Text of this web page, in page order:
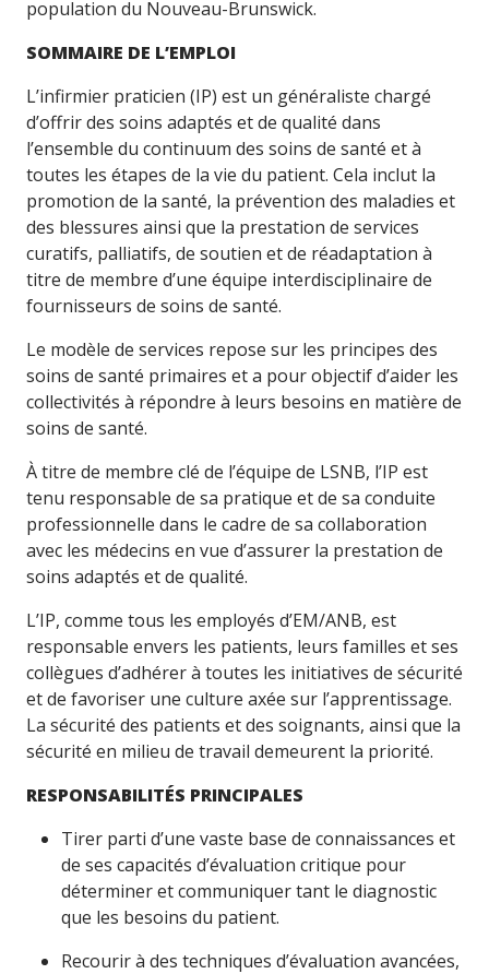
population du Nouveau-Brunswick.
SOMMAIRE DE L’EMPLOI
L’infirmier praticien (IP) est un généraliste chargé
d’offrir des soins adaptés et de qualité dans
l’ensemble du continuum des soins de santé et à
toutes les étapes de la vie du patient. Cela inclut la
promotion de la santé, la prévention des maladies et
des blessures ainsi que la prestation de services
curatifs, palliatifs, de soutien et de réadaptation à
titre de membre d’une équipe interdisciplinaire de
fournisseurs de soins de santé.
Le modèle de services repose sur les principes des
soins de santé primaires et a pour objectif d’aider les
collectivités à répondre à leurs besoins en matière de
soins de santé.
À titre de membre clé de l’équipe de LSNB, l’IP est
tenu responsable de sa pratique et de sa conduite
professionnelle dans le cadre de sa collaboration
avec les médecins en vue d’assurer la prestation de
soins adaptés et de qualité.
L’IP, comme tous les employés d’EM/ANB, est
responsable envers les patients, leurs familles et ses
collègues d’adhérer à toutes les initiatives de sécurité
et de favoriser une culture axée sur l’apprentissage.
La sécurité des patients et des soignants, ainsi que la
sécurité en milieu de travail demeurent la priorité.
RESPONSABILITÉS PRINCIPALES
Tirer parti d’une vaste base de connaissances et
de ses capacités d’évaluation critique pour
déterminer et communiquer tant le diagnostic
que les besoins du patient.
Recourir à des techniques d’évaluation avancées,